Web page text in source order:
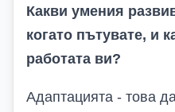
Какви умения
когато пътувате, и
работата ви?
Адаптацията - това